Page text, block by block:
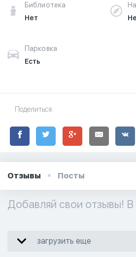
Библиотека
Нет
Парковка
Есть
Поделиться:
Отзывы Посты
Добавляй свои отзывы! В
загрузить еще